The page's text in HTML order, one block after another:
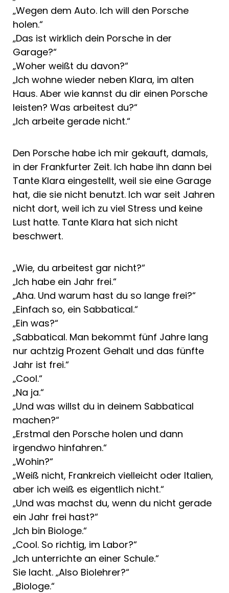
„Wegen dem Auto. Ich will den Porsche
holen.“
„Das ist wirklich dein Porsche in der
Garage?“
„Woher weißt du davon?“
„Ich wohne wieder neben Klara, im alten
Haus. Aber wie kannst du dir einen Porsche
leisten? Was arbeitest du?“
„Ich arbeite gerade nicht.“
Den Porsche habe ich mir gekauft, damals,
in der Frankfurter Zeit. Ich habe ihn dann bei
Tante Klara eingestellt, weil sie eine Garage
hat, die sie nicht benutzt. Ich war seit Jahren
nicht dort, weil ich zu viel Stress und keine
Lust hatte. Tante Klara hat sich nicht
beschwert.
„Wie, du arbeitest gar nicht?“
„Ich habe ein Jahr frei.“
„Aha. Und warum hast du so lange frei?“
„Einfach so, ein Sabbatical.“
„Ein was?“
„Sabbatical. Man bekommt fünf Jahre lang
nur achtzig Prozent Gehalt und das fünfte
Jahr ist frei.“
„Cool.“
„Na ja.“
„Und was willst du in deinem Sabbatical
machen?“
„Erstmal den Porsche holen und dann
irgendwo hinfahren.“
„Wohin?“
„Weiß nicht, Frankreich vielleicht oder Italien,
aber ich weiß es eigentlich nicht.“
„Und was machst du, wenn du nicht gerade
ein Jahr frei hast?“
„Ich bin Biologe.“
„Cool. So richtig, im Labor?“
„Ich unterrichte an einer Schule.“
Sie lacht. „Also Biolehrer?“
„Biologe.“